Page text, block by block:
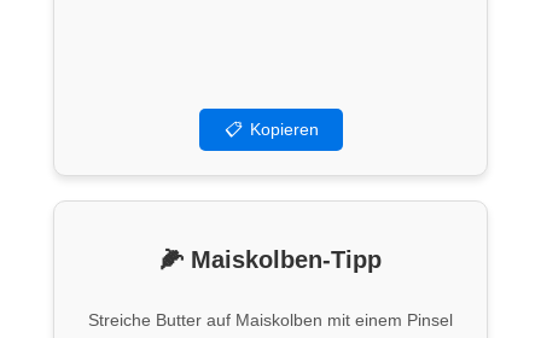
📋 Kopieren
🌽 Maiskolben-Tipp
Streiche Butter auf Maiskolben mit einem Pinsel